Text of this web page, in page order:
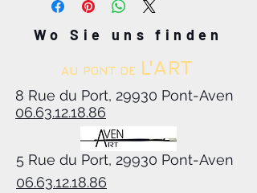
Wo Sie uns finden
AU PONT DE L'ART
8 Rue du Port, 29930 Pont-Aven
06.63.12.18.86
5 Rue du Port, 29930 Pont-Aven
06.63.12.18.86